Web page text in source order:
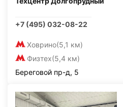
+7 (495) 032-08-22
Ховрино(5,1 км)
Физтех(5,4 км)
Береговой пр-д, 5